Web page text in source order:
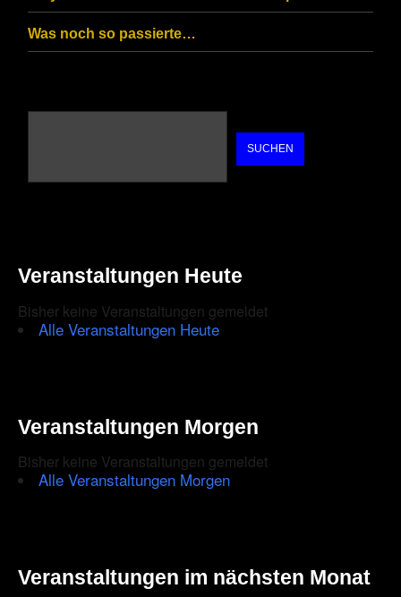
Was noch so passierte…
SUCHEN
Veranstaltungen Heute
Bisher keine Veranstaltungen gemeldet
Alle Veranstaltungen Heute
Veranstaltungen Morgen
Bisher keine Veranstaltungen gemeldet
Alle Veranstaltungen Morgen
Veranstaltungen im nächsten Monat